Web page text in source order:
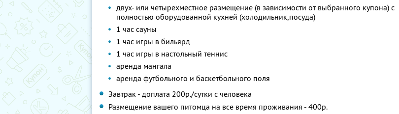
двух- или четырехместное размещение (в зависимости от выбранного купона) с
полностью оборудованной кухней (холодильник,посуда)
1 час сауны
1 час игры в бильярд
1 час игры в настольный теннис
аренда мангала
аренда футбольного и баскетбольного поля
Завтрак - доплата 200р./сутки с человека
Размещение вашего питомца на все время проживания - 400р.